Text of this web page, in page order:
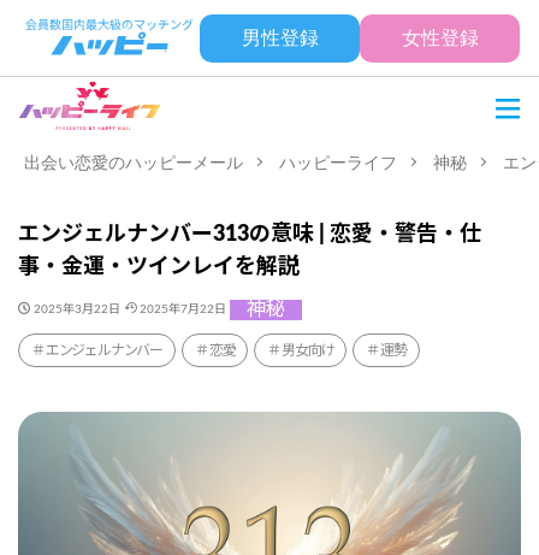
男性登録 女性登録
出会い恋愛のハッピーメール ハッピーライフ 神秘 エ
エンジェルナンバー313の意味 | 恋愛・警告・仕
事・金運・ツインレイを解説
2025年3月22日 2025年7月22日 神秘
エンジェルナンバー 恋愛 男女向け 運勢